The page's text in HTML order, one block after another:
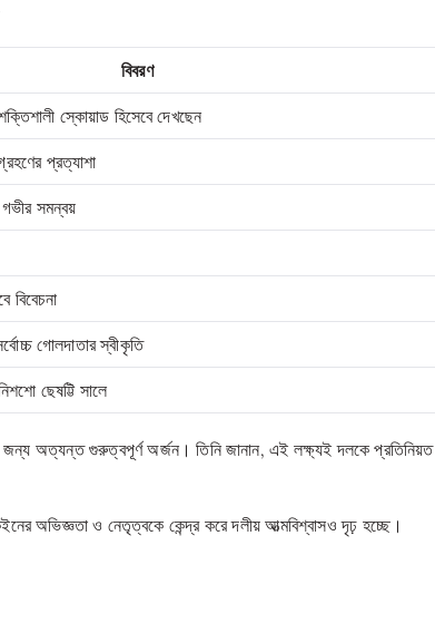
বিবরণ
স্কোয়াড হিসেবে দেখছেন
প্রত্যাশা
সমন্বয়
বিবেচনা
গোলদাতার স্বীকৃতি
ছেষট্টি সালে
জন্য অত্যন্ত গুরুত্বপূর্ণ অর্জন। তিনি জানান, এই লক্ষ্যই দলকে প্রতিনিয়ত
অভিজ্ঞতা ও নেতৃত্বকে কেন্দ্র করে দলীয় আত্মবিশ্বাসও দৃঢ় হচ্ছে।